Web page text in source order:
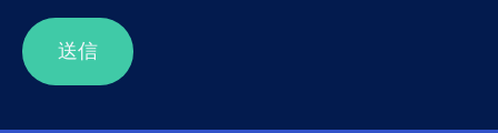
送信